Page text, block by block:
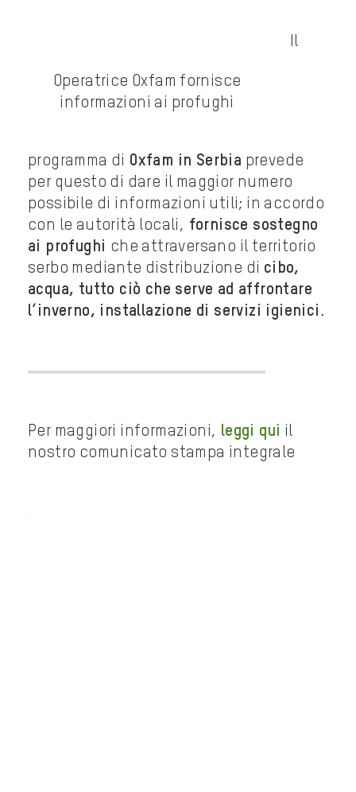
Operatrice Oxfam fornisce
informazioni ai profughi
Il
programma di Oxfam in Serbia prevede
per questo di dare il maggior numero
possibile di informazioni utili; in accordo
con le autorità locali, fornisce sostegno
ai profughi che attraversano il territorio
serbo mediante distribuzione di cibo,
acqua, tutto ciò che serve ad affrontare
l’inverno, installazione di servizi igienici .
Per maggiori informazioni, leggi qui il
nostro comunicato stampa integrale